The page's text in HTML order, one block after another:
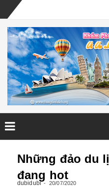
Những đảo du
đang hot
dubidubi 20/07/2020